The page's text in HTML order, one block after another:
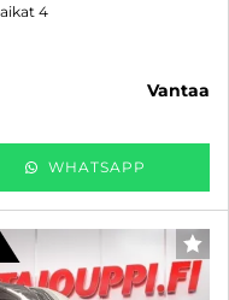
4
vantaa
WHATSAPP